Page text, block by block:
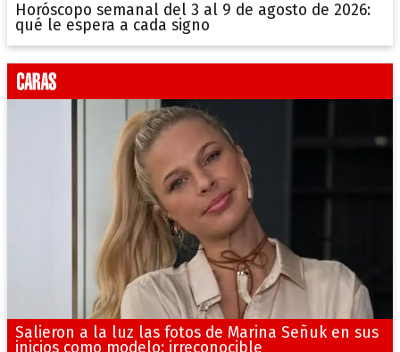
Horóscopo semanal del 3 al 9 de agosto de 2026:
qué le espera a cada signo
Salieron a la luz las fotos de Marina Señuk en sus